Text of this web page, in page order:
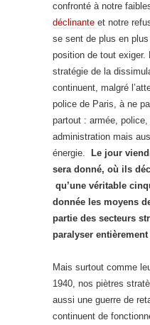
confronté à notre
déclinante et notre
se sent de plus en
position de tout exiger.
stratégie de la
continuent, malgré
police de Paris, à ne
partout : armée,
administration mais
énergie.
Le jour
sera donné, où ils
qu’une véritable
donnée les moyens
partie des secteurs
paralyser entièrement
Mais surtout comme
1940, nos piètres
aussi une guerre de
continuent de